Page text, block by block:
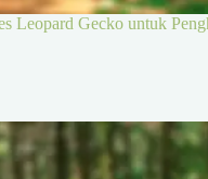
Leopard Gecko untuk